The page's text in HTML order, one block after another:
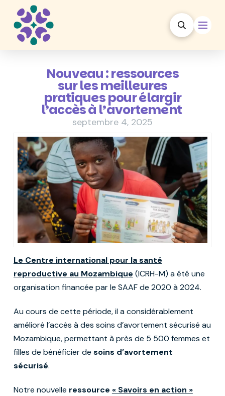
Nouveau : ressources
sur les meilleures
pratiques pour élargir
l’accès à l’avortement
septembre 4, 2025
Le Centre international pour la santé
reproductive au Mozambique (ICRH-M) a été une
organisation financée par le SAAF de 2020 à 2024.
Au cours de cette période, il a considérablement
amélioré l’accès à des soins d’avortement sécurisé au
Mozambique, permettant à près de 5 500 femmes et
filles de bénéficier de soins d’avortement
sécurisé.
Notre nouvelle ressource « Savoirs en action »